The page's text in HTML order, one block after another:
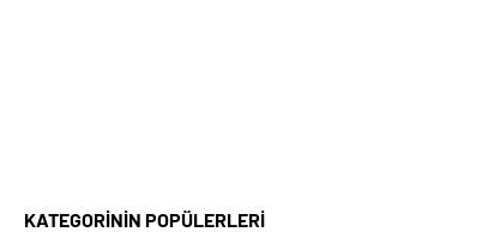
KATEGORİNİN POPÜLERLERİ